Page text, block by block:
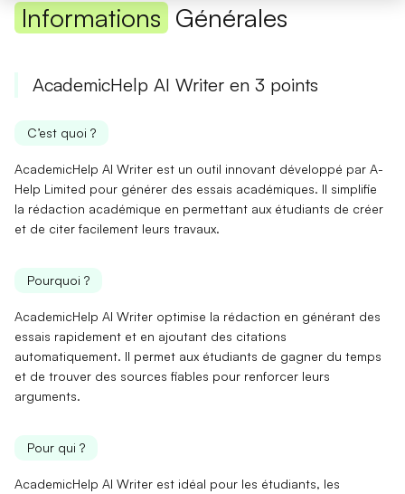
Informations Générales
AcademicHelp AI Writer en 3 points
C’est quoi ?
AcademicHelp AI Writer est un outil innovant développé par A-
Help Limited pour générer des essais académiques. Il simplifie
la rédaction académique en permettant aux étudiants de créer
et de citer facilement leurs travaux.
Pourquoi ?
AcademicHelp AI Writer optimise la rédaction en générant des
essais rapidement et en ajoutant des citations
automatiquement. Il permet aux étudiants de gagner du temps
et de trouver des sourcesfiables pour renforcer leurs
arguments.
Pour qui ?
AcademicHelp AI Writer est idéal pour les étudiants, les